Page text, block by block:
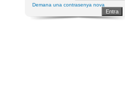
Demana una contrasenya nova